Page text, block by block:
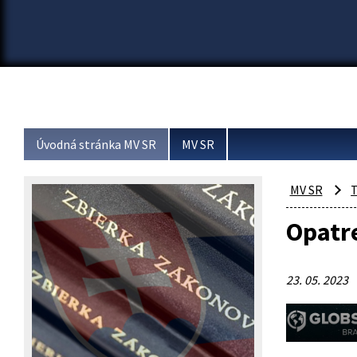
Úvodná stránka MV SR MV SR
MV SR
23. 05. 2023